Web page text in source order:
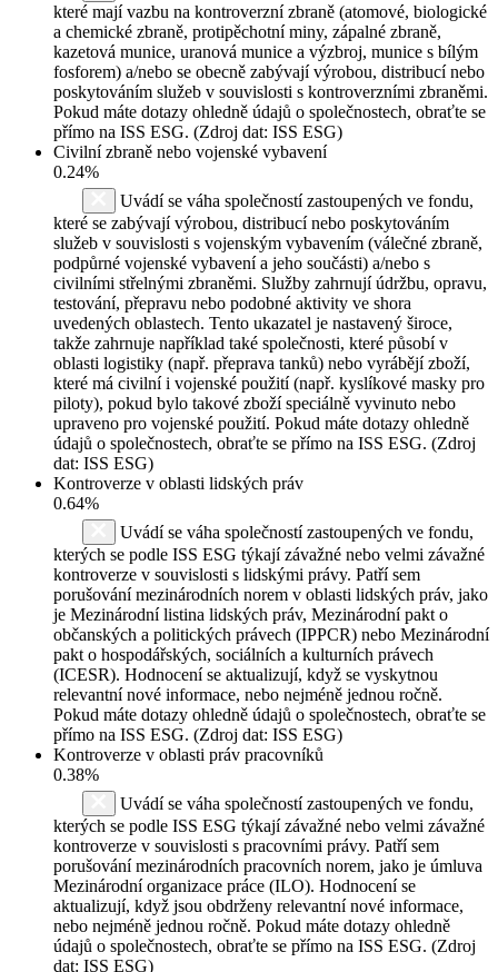
které mají vazbu na kontroverzní zbraně (atomové, biologické
a chemické zbraně, protipěchotní miny, zápalné zbraně,
kazetová munice, uranová munice a výzbroj, munice s bílým
fosforem) a/nebo se obecně zabývají výrobou, distribucí nebo
poskytováním služeb v souvislosti s kontroverzními zbraněmi.
Pokud máte dotazy ohledně údajů o společnostech, obraťte se
přímo na ISS ESG. (Zdroj dat: ISS ESG)
Civilní zbraně nebo vojenské vybavení
0.24%
Uvádí se váha společností zastoupených ve fondu,
které se zabývají výrobou, distribucí nebo poskytováním
služeb v souvislosti s vojenským vybavením (válečné zbraně,
podpůrné vojenské vybavení a jeho součásti) a/nebo s
civilními střelnými zbraněmi. Služby zahrnují údržbu, opravu,
testování, přepravu nebo podobné aktivity ve shora
uvedených oblastech. Tento ukazatel je nastavený široce,
takže zahrnuje například také společnosti, které působí v
oblasti logistiky (např. přeprava tanků) nebo vyrábějí zboží,
které má civilní i vojenské použití (např. kyslíkové masky pro
piloty), pokud bylo takové zboží speciálně vyvinuto nebo
upraveno pro vojenské použití. Pokud máte dotazy ohledně
údajů o společnostech, obraťte se přímo na ISS ESG. (Zdroj
dat: ISS ESG)
Kontroverze v oblasti lidských práv
0.64%
Uvádí se váha společností zastoupených ve fondu,
kterých se podle ISS ESG týkají závažné nebo velmi závažné
kontroverze v souvislosti s lidskými právy. Patří sem
porušování mezinárodních norem v oblasti lidských práv, jako
je Mezinárodní listina lidských práv, Mezinárodní pakt o
občanských a politických právech (IPPCR) nebo Mezinárodní
pakt o hospodářských, sociálních a kulturních právech
(ICESR). Hodnocení se aktualizují, když se vyskytnou
relevantní nové informace, nebo nejméně jednou ročně.
Pokud máte dotazy ohledně údajů o společnostech, obraťte se
přímo na ISS ESG. (Zdroj dat: ISS ESG)
Kontroverze v oblasti práv pracovníků
0.38%
Uvádí se váha společností zastoupených ve fondu,
kterých se podle ISS ESG týkají závažné nebo velmi závažné
kontroverze v souvislosti s pracovními právy. Patří sem
porušování mezinárodních pracovních norem, jako je úmluva
Mezinárodní organizace práce (ILO). Hodnocení se
aktualizují, když jsou obdrženy relevantní nové informace,
nebo nejméně jednou ročně. Pokud máte dotazy ohledně
údajů o společnostech, obraťte se přímo na ISS ESG. (Zdroj
dat: ISS ESG)